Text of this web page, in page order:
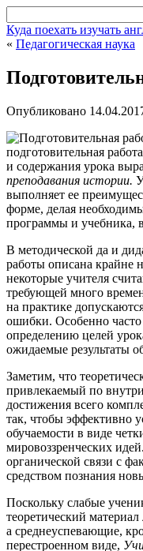
Куда поехать изучать
« Педагогическая наука
Опубликовано
подготовительная
и содержания урока
преподавания истории.
выполняет ее
форме, делая
программы и учебника,
В методической да и
работы описана крайне
некоторые учителя
требующей много
на практике
ошибки. Особенно часто
определению целей
ожидаемые результаты
Заметим, что
привлекаемый по
достижения всего
так, чтобы эффективно
обучаемости в виде
мировоззренческих
органической связи с
средством познания
Поскольку слабые
теоретический
а среднеуспевающие,
перестроенном виде,